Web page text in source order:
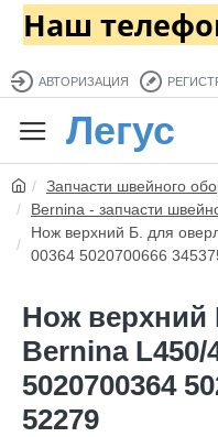
Наш
АВТОРИЗАЦИЯ
Легус
Запчасти швейного
Bernina - запчасти
Нож верхний Б. для
00364 5020700666
Нож верхний
Bernina L450/
5020700364
52279